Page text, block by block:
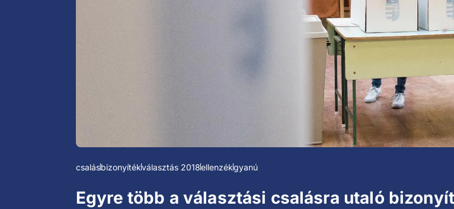
csalásbizonyítékválasztás 2018ellenzékgyanú
Egyre több a választási csalásra utaló